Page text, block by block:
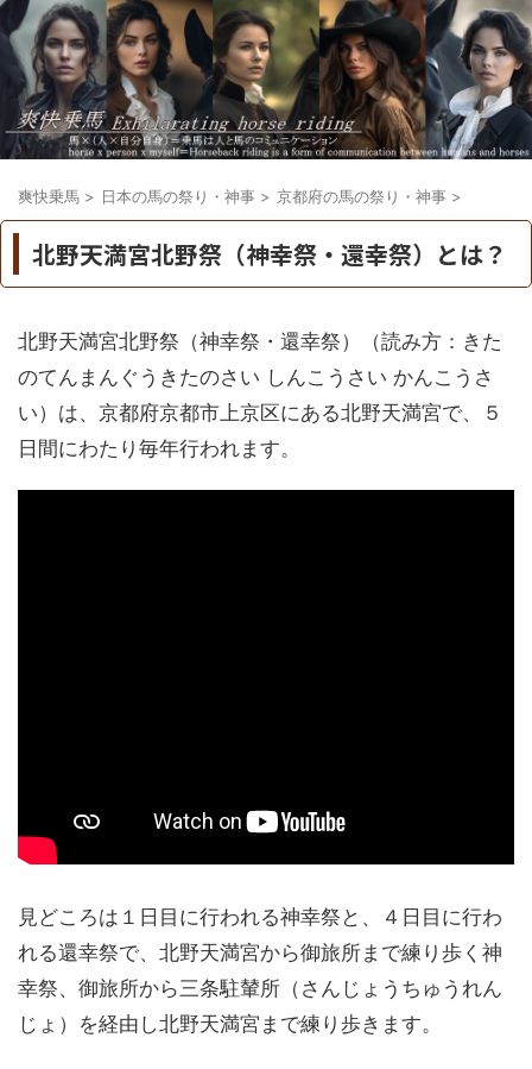
爽快乗馬 > 日本の馬の祭り・神事 > 京都府の馬の祭り・神事 >
北野天満宮北野祭（神幸祭・還幸祭）とは？
北野天満宮北野祭（神幸祭・還幸祭）（読み方：きた
のてんまんぐうきたのさい しんこうさい かんこうさ
い）は、京都府京都市上京区にある北野天満宮で、５
日間にわたり毎年行われます。
見どころは１日目に行われる神幸祭と、４日目に行わ
れる還幸祭で、北野天満宮から御旅所まで練り歩く神
幸祭、御旅所から三条駐輦所（さんじょうちゅうれん
じょ）を経由し北野天満宮まで練り歩きます。